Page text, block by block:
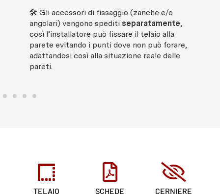
🛠 Gli accessori di fissaggio (zanche e/o
angolari) vengono spediti separatamente,
così l’installatore può fissare il telaio alla
parete evitando i punti dove non può forare,
adattandosi così alla situazione reale delle
pareti.
TELAIO
SCHEDE
CERNIERE